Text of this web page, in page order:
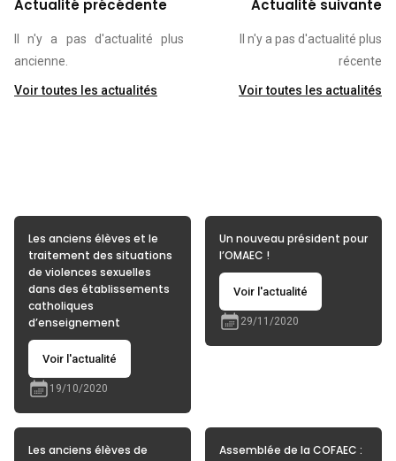
Actualité précédente
Il n'y a pas d'actualité plus
ancienne.
Voir toutes les actualités
Actualité suivante
Il n'y a pas d'actualité plus
récente
Voir toutes les actualités
Les anciens élèves et le
traitement des situations
de violences sexuelles
dans des établissements
catholiques
d’enseignement
Voir l'actualité
19/10/2020
Un nouveau président pour
l’OMAEC !
Voir l'actualité
29/11/2020
Les anciens élèves de
Assemblée de la COFAEC :